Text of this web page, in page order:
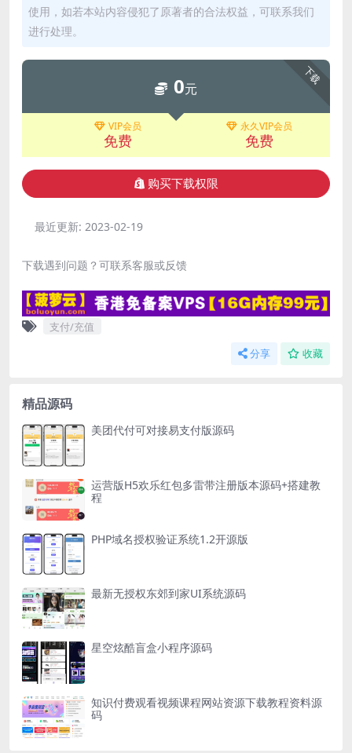
使用，如若本站内容侵犯了原著者的合法权益，可联系我们
进行处理。
下载
0元
VIP会员
免费
永久VIP会员
免费
购买下载权限
最近更新: 2023-02-19
下载遇到问题？可联系客服或反馈
支付/充值
分享 收藏
精品源码
美团代付可对接易支付版源码
运营版H5欢乐红包多雷带注册版本源码+搭建教
程
PHP域名授权验证系统1.2开源版
最新无授权东郊到家UI系统源码
星空炫酷盲盒小程序源码
知识付费观看视频课程网站资源下载教程资料源
码